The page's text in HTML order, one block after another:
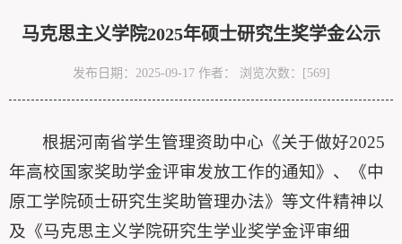
马克思主义学院2025年硕士研究生奖学金公示
发布日期：2025-09-17 作者： 浏览次数：[569]
根据河南省学生管理资助中心《关于做好2025
年高校国家奖助学金评审发放工作的通知》、《中
原工学院硕士研究生奖助管理办法》等文件精神以
及《马克思主义学院研究生学业奖学金评审细